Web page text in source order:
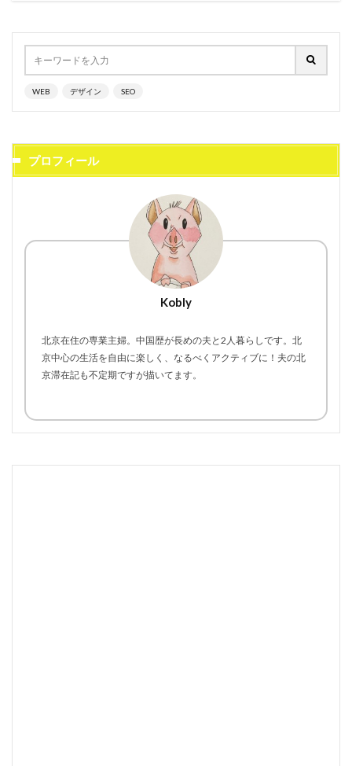
WEB デザイン SEO
プロフィール
Kobly
北京在住の専業主婦。中国歴が長めの夫と2人暮らしです。北
京中心の生活を自由に楽しく、なるべくアクティブに！夫の北
京滞在記も不定期ですが描いてます。